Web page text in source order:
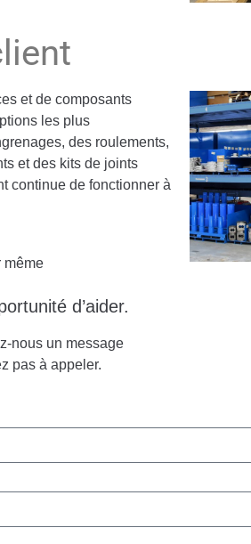
et de composants
les plus
des roulements,
et des kits de joints
continue de fonctionner à
même
d’aider.
nous un message
pas à appeler.